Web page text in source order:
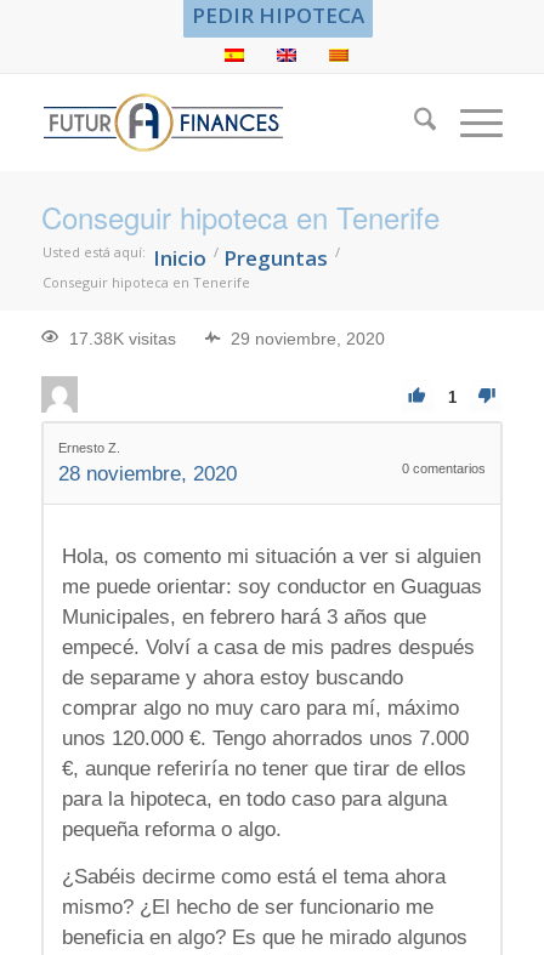
PEDIR HIPOTECA
Conseguir hipoteca en Tenerife
Usted está aquí: Inicio / Preguntas /
Conseguir hipoteca en Tenerife
17.38K visitas 29 noviembre, 2020
1
Ernesto Z.
28 noviembre, 2020 0 comentarios
Hola, os comento mi situación a ver si alguien
me puede orientar: soy conductor en Guaguas
Municipales, en febrero hará 3 años que
empecé. Volví a casa de mis padres después
de separame y ahora estoy buscando
comprar algo no muy caro para mí, máximo
unos 120.000 €. Tengo ahorrados unos 7.000
€, aunque referiría no tener que tirar de ellos
para la hipoteca, en todo caso para alguna
pequeña reforma o algo.
¿Sabéis decirme como está el tema ahora
mismo? ¿El hecho de ser funcionario me
beneficia en algo? Es que he mirado algunos